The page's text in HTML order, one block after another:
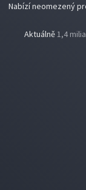
Nabízí neomezený
Aktuálně1,4